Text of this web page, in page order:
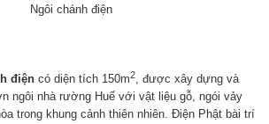
Ngôi chánh điện
điệncó diện tích 150m2, được xây dựng và
ngôi nhà rường Huế với vật liệu gỗ, ngói vảy
trong khung cảnh thiên nhiên. Điện Phật bài trí